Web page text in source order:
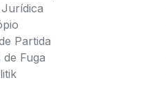
Partida
Fuga